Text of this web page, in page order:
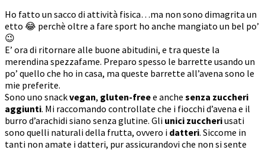
Ho fatto un sacco di attività fisica…ma non sono dimagrita un
etto 😂 perchè oltre a fare sport ho anche mangiato un bel po’
😉
E’ ora di ritornare alle buone abitudini, e tra queste la
merendina spezzafame. Preparo spesso le barrette usando un
po’ quello che ho in casa, ma queste barrette all’avena sono le
mie preferite.
Sono uno snackvegan, gluten-freee anche senza zuccheri
aggiunti. Mi raccomando controllate che i fiocchi d’avena e il
burro d’arachidi siano senza glutine. Gli unici zuccheriusati
sono quelli naturali della frutta, ovvero i datteri. Siccome in
tanti non amate i datteri, pur assicurandovi che non si sente